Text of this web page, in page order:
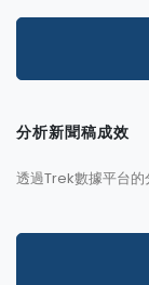
分析新聞稿成效
透過Trek數據平台的